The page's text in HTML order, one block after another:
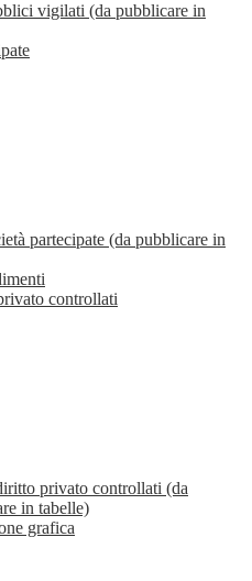
vigilati (da pubblicare in
partecipate (da pubblicare in
controllati
privato controllati (da
in tabelle)
grafica